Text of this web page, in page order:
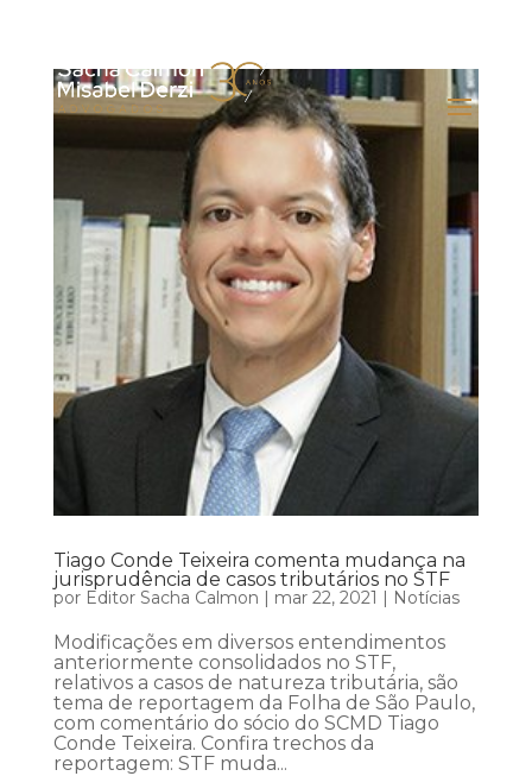
Tiago Conde Teixeira comenta mudança na
jurisprudência de casos tributários no STF
por Editor Sacha Calmon | mar 22, 2021 | Notícias
Modificações em diversos entendimentos
anteriormente consolidados no STF,
relativos a casos de natureza tributária, são
tema de reportagem da Folha de São Paulo,
com comentário do sócio do SCMD Tiago
Conde Teixeira. Confira trechos da
reportagem: STF muda...